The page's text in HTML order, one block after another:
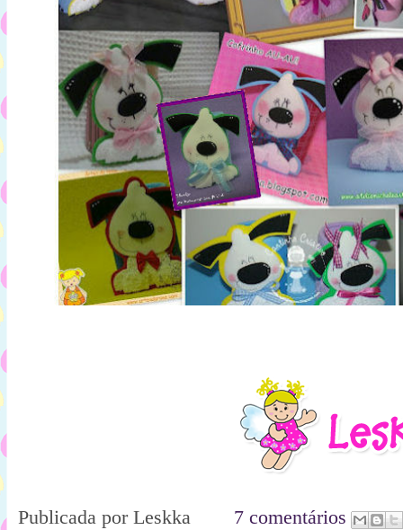
Publicada por Leskka 7 comentários